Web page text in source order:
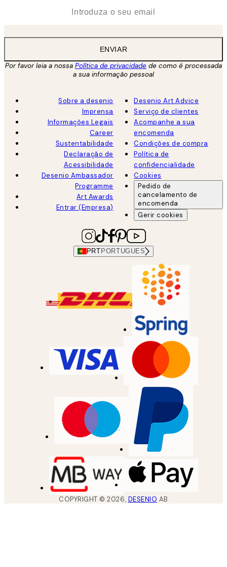
ENVIAR
Por favor leia a nossa Política de privacidade de como é processada
a sua informação pessoal
Sobre a desenio
Imprensa
Informações Legais
Career
Sustentabilidade
Declaração de
Acessibilidade
Desenio Ambassador
Programme
Art Awards
Entrar (Empresa)
Desenio Art Advice
Serviço de clientes
Acompanhe a sua
encomenda
Condições de compra
Política de
confidencialidade
Cookies
Pedido de
cancelamento de
encomenda
Gerir cookies
PRT PORTUGUES
COPYRIGHT ©2026, DESENIO AB